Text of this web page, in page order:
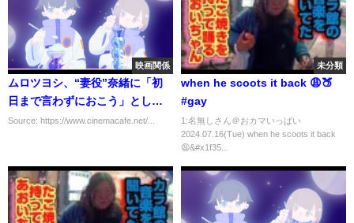
映画関係
ムロツヨシ、“妻役”奈緒に「初
日まで言わずにおこう」とした
気持ち明かす『マイ・ダディ』
Source: https://www.cinemacafe.net/...
未分類
when he scoots it back 😩🍑
#gay
1:名無しさん＠おカマいっぱい
2024.07.16(Tue) when he scoots it back
😩&#x1f35...